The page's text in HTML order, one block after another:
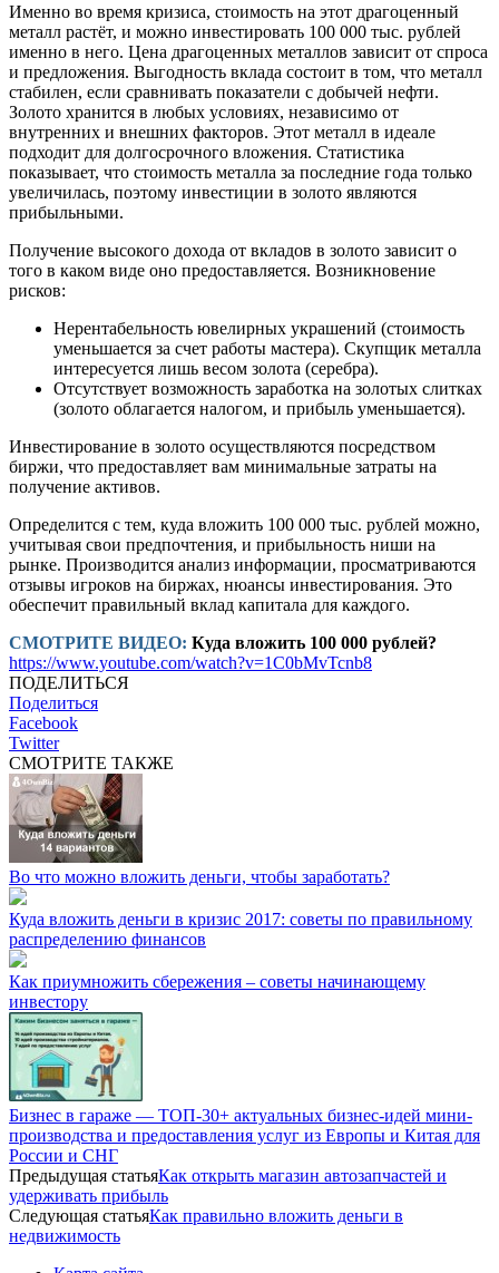
Именно во время кризиса, стоимость на этот драгоценный
металл растёт, и можно инвестировать 100 000 тыс. рублей
именно в него. Цена драгоценных металлов зависит от спроса
и предложения. Выгодность вклада состоит в том, что металл
стабилен, если сравнивать показатели с добычей нефти.
Золото хранится в любых условиях, независимо от
внутренних и внешних факторов. Этот металл в идеале
подходит для долгосрочного вложения. Статистика
показывает, что стоимость металла за последние года только
увеличилась, поэтому инвестиции в золото являются
прибыльными.
Получение высокого дохода от вкладов в золото зависит о
того в каком виде оно предоставляется. Возникновение
рисков:
Нерентабельность ювелирных украшений (стоимость
уменьшается за счет работы мастера). Скупщик металла
интересуется лишь весом золота (серебра).
Отсутствует возможность заработка на золотых слитках
(золото облагается налогом, и прибыль уменьшается).
Инвестирование в золото осуществляются посредством
биржи, что предоставляет вам минимальные затраты на
получение активов.
Определится с тем, куда вложить 100 000 тыс. рублей можно,
учитывая свои предпочтения, и прибыльность ниши на
рынке. Производится анализ информации, просматриваются
отзывы игроков на биржах, нюансы инвестирования. Это
обеспечит правильный вклад капитала для каждого.
СМОТРИТЕ ВИДЕО: Куда вложить 100 000 рублей?
https://www.youtube.com/watch?v=1C0bMvTcnb8
ПОДЕЛИТЬСЯ
Поделиться
Facebook
Twitter
СМОТРИТЕ ТАКЖЕ
Во что можно вложить деньги, чтобы заработать?
Куда вложить деньги в кризис 2017: советы по правильному
распределению финансов
Как приумножить сбережения – советы начинающему
инвестору
Бизнес в гараже — ТОП-30+ актуальных бизнес-идей мини-
производства и предоставления услуг из Европы и Китая для
России и СНГ
Предыдущая статьяКак открыть магазин автозапчастей и
удерживать прибыль
Следующая статьяКак правильно вложить деньги в
недвижимость